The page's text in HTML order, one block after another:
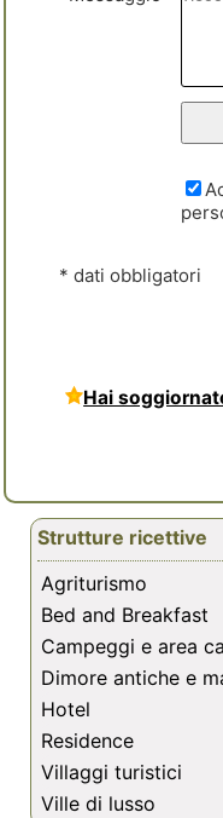
* dati obbligatori
Hai
Strutture ricettive
Agriturismo
Bed and Breakfast
Campeggi e area
Dimore antiche e
Hotel
Residence
Villaggi turistici
Ville di lusso